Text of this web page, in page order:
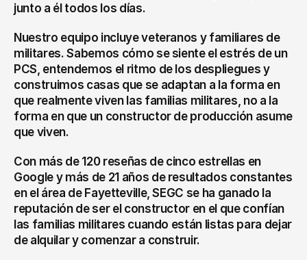
junto a él todos los días.
Nuestro equipo incluye veteranos y familiares de
militares. Sabemos cómo se siente el estrés de un
PCS, entendemos el ritmo de los despliegues y
construimos casas que se adaptan a la forma en
que realmente viven las familias militares, no a la
forma en que un constructor de producción asume
que viven.
Con más de 120 reseñas de cinco estrellas en
Google y más de 21 años de resultados constantes
en el área de Fayetteville, SEGC se ha ganado la
reputación de ser el constructor en el que confían
las familias militares cuando están listas para dejar
de alquilar y comenzar a construir.